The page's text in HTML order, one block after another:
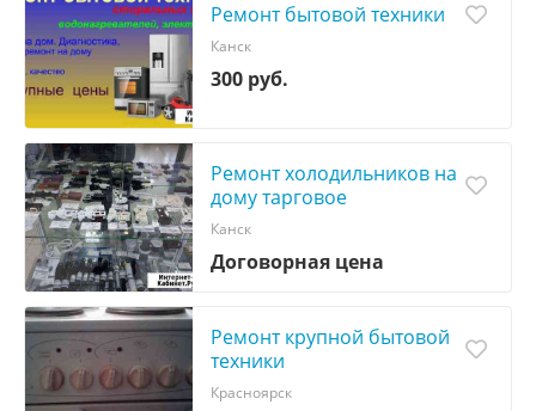
Ремонт бытовой техники
300 руб.
Канск
Ремонт холодильников на
дому тарговое
оборудывение
Договорная цена
Канск
Ремонт крупной бытовой
техники
Красноярск